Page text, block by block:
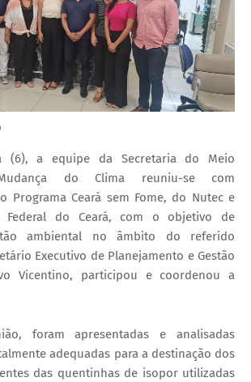
(6), a equipe da Secretaria do Meio
do Clima reuniu-se com
Programa Ceará sem Fome, do Nutec e
Federal do Ceará, com o objetivo de
ambiental no âmbito do referido
Executivo de Planejamento e Gestão
Vicentino, participou e coordenou a
foram apresentadas e analisadas
adequadas para a destinação dos
das quentinhas de isopor utilizadas